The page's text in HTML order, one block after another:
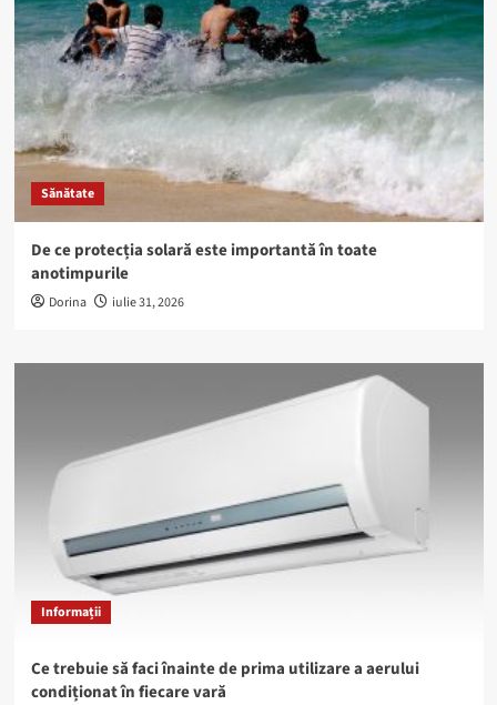
Sănătate
De ce protecția solară este importantă în toate
anotimpurile
Dorina iulie 31, 2026
Informații
Ce trebuie să faci înainte de prima utilizare a aerului
condiționat în fiecare vară